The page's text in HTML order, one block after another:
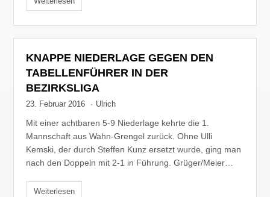
KNAPPE NIEDERLAGE GEGEN DEN
TABELLENFÜHRER IN DER
BEZIRKSLIGA
23. Februar 2016 · Ulrich
Mit einer achtbaren 5-9 Niederlage kehrte die 1.
Mannschaft aus Wahn-Grengel zurück. Ohne Ulli
Kemski, der durch Steffen Kunz ersetzt wurde, ging man
nach den Doppeln mit 2-1 in Führung. Grüger/Meier…
Weiterlesen